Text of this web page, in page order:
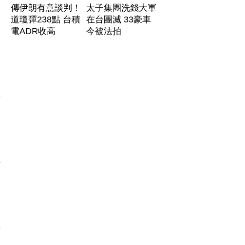
傳伊朗有意談判！
道瓊彈238點 台積
電ADR收高
太子集團洗錢大軍
在台團滅 33豪車
今被法拍